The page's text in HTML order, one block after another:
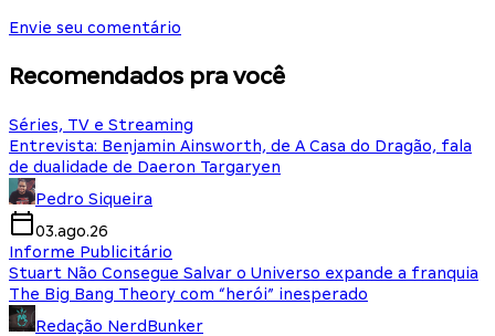
Envie seu comentário
Recomendados pra você
Séries, TV e Streaming
Entrevista: Benjamin Ainsworth, de A Casa do Dragão, fala
de dualidade de Daeron Targaryen
Pedro Siqueira
03.ago.26
Informe Publicitário
Stuart Não Consegue Salvar o Universo expande a franquia
The Big Bang Theory com “herói” inesperado
Redação NerdBunker